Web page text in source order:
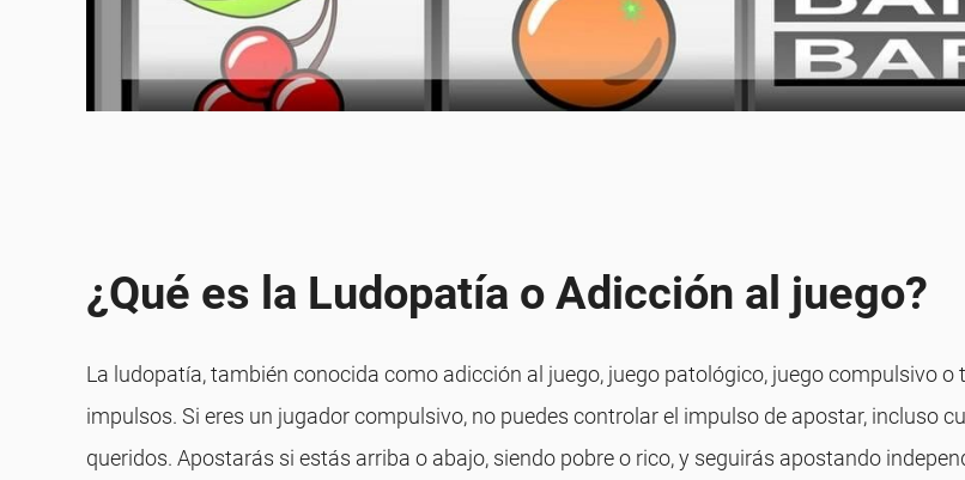
¿Qué es la Ludopatía o Adicción al juego?
La ludopatía, también conocida como adicción al juego, juego patológico, juego compulsivo
impulsos. Si eres un jugador compulsivo, no puedes controlar el impulso de apostar, incluso
queridos. Apostarás si estás arriba o abajo, siendo pobre o rico, y seguirás apostando